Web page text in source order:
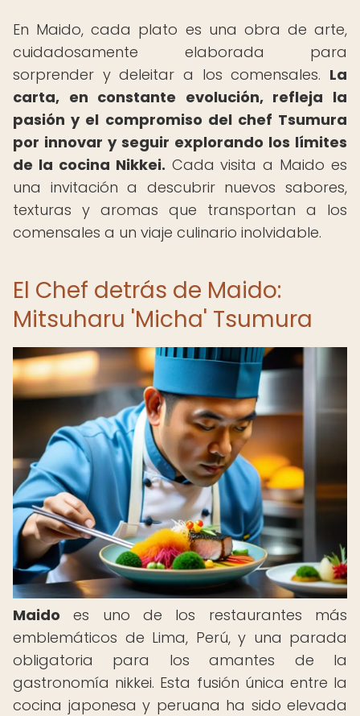
En Maido, cada plato es una obra de arte,
cuidadosamente elaborada para
sorprender y deleitar a los comensales. La
carta, en constante evolución, refleja la
pasión y el compromiso del chef Tsumura
por innovar y seguir explorando los límites
de la cocina Nikkei. Cada visita a Maido es
una invitación a descubrir nuevos sabores,
texturas y aromas que transportan a los
comensales a un viaje culinario inolvidable.
El Chef detrás de Maido:
Mitsuharu 'Micha' Tsumura
Maido es uno de los restaurantes más
emblemáticos de Lima, Perú, y una parada
obligatoria para los amantes de la
gastronomía nikkei. Esta fusión única entre la
cocina japonesa y peruana ha sido elevada